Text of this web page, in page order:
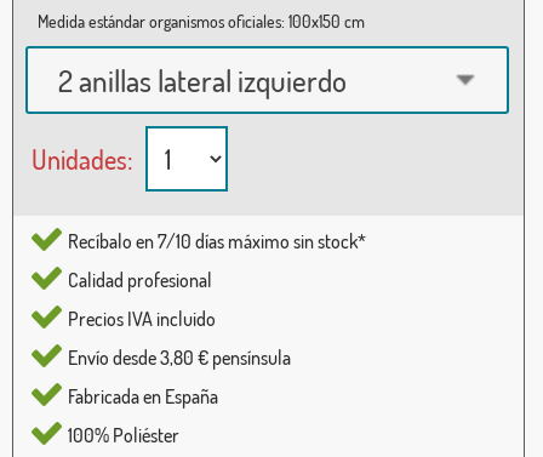
Medida estándar organismos oficiales: 100x150 cm
2 anillas lateral izquierdo
Unidades:
Recíbalo en 7/10 días máximo sin stock*
Calidad profesional
Precios IVA incluido
Envío desde 3,80 € pensínsula
Fabricada en España
100% Poliéster